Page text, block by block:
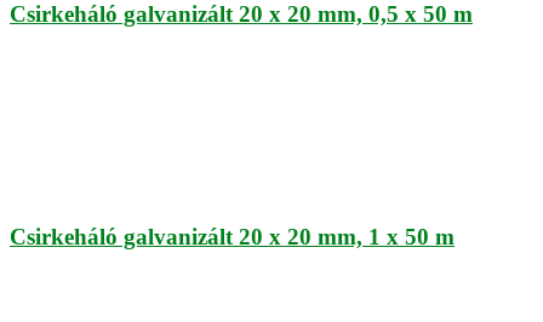
Csirkeháló galvanizált 20 x 20 mm, 0,5 x 50 m
Csirkeháló galvanizált 20 x 20 mm, 1 x 50 m